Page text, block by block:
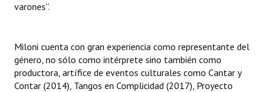
Registros y Distinciones
Premio al Mérito - Registro
Audiencias Públicas - Registro
varones”.
Miloni cuenta con gran experiencia como representante del
género, no sólo como intérprete sino también como
productora, artífice de eventos culturales como Cantar y
Contar (2014), Tangos en Complicidad (2017), Proyecto